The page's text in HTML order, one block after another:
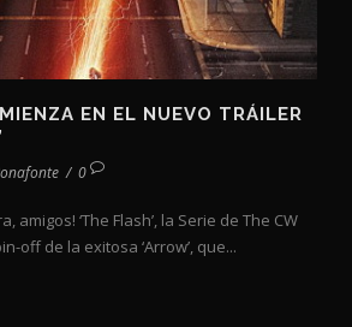
EN EL NUEVO TRÁILER
/ 0
amigos! ‘The Flash’, la Serie de The CW
off de la exitosa ‘Arrow’, que...